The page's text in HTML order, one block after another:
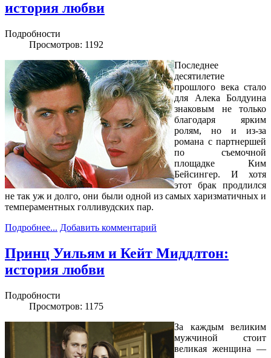
история любви
Подробности
Просмотров: 1192
Последнее
десятилетие
прошлого века стало
для Алека Болдуина
знаковым не только
благодаря ярким
ролям, но и из-за
романа с партнершей
по съемочной
площадке Ким
Бейсингер. И хотя
этот брак продлился
не так уж и долго, они были одной из самых харизматичных и
темпераментных голливудских пар.
Подробнее... Добавить комментарий
Принц Уильям и Кейт Миддлтон:
история любви
Подробности
Просмотров: 1175
За каждым великим
мужчиной стоит
великая женщина —